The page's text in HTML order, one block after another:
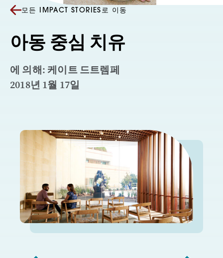
모든 IMPACT STORIES로 이동
아동 중심 치유
에 의해: 케이트 드트렘페
2018년 1월 17일